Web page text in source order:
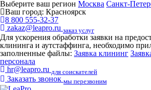
Выберите ваш регион Москва Санкт-
Ваш город: Красноярск
8 800 555-32-37
zakaz@leapro.ru заказ услуг
Для ускорения обработки заявки на
клининга и аутстаффинга, необходимо
заполненные файлы: Заявка клининг
персонала
hr@leapro.ru для соискателей
Заказать звонок мы перезвоним